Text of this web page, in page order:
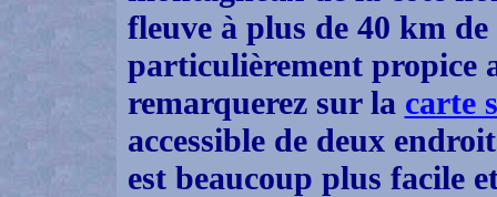
fleuve à plus de 40 km
particulièrement propice
remarquerez sur la carte
accessible de deux
est beaucoup plus facile